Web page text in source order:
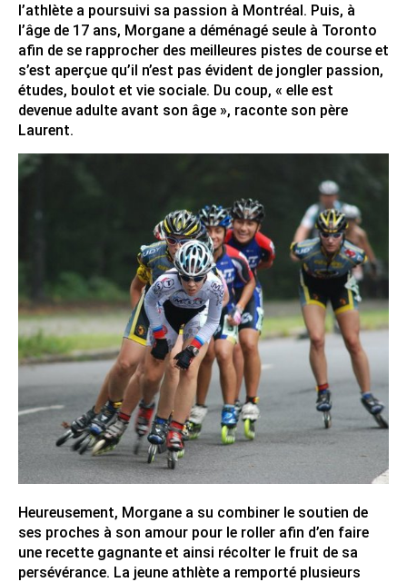
l’athlète a poursuivi sa passion à Montréal. Puis, à
l’âge de 17 ans, Morgane a déménagé seule à Toronto
afin de se rapprocher des meilleures pistes de course et
s’est aperçue qu’il n’est pas évident de jongler passion,
études, boulot et vie sociale. Du coup, « elle est
devenue adulte avant son âge », raconte son père
Laurent.
Heureusement, Morgane a su combiner le soutien de
ses proches à son amour pour le roller afin d’en faire
une recette gagnante et ainsi récolter le fruit de sa
persévérance. La jeune athlète a remporté plusieurs